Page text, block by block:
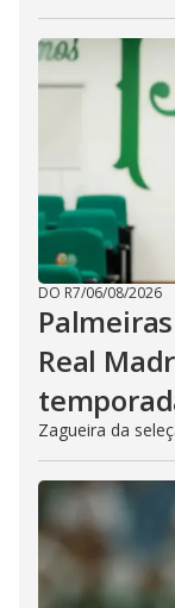
DO R7/06/08/2026
Real
Zagueira da